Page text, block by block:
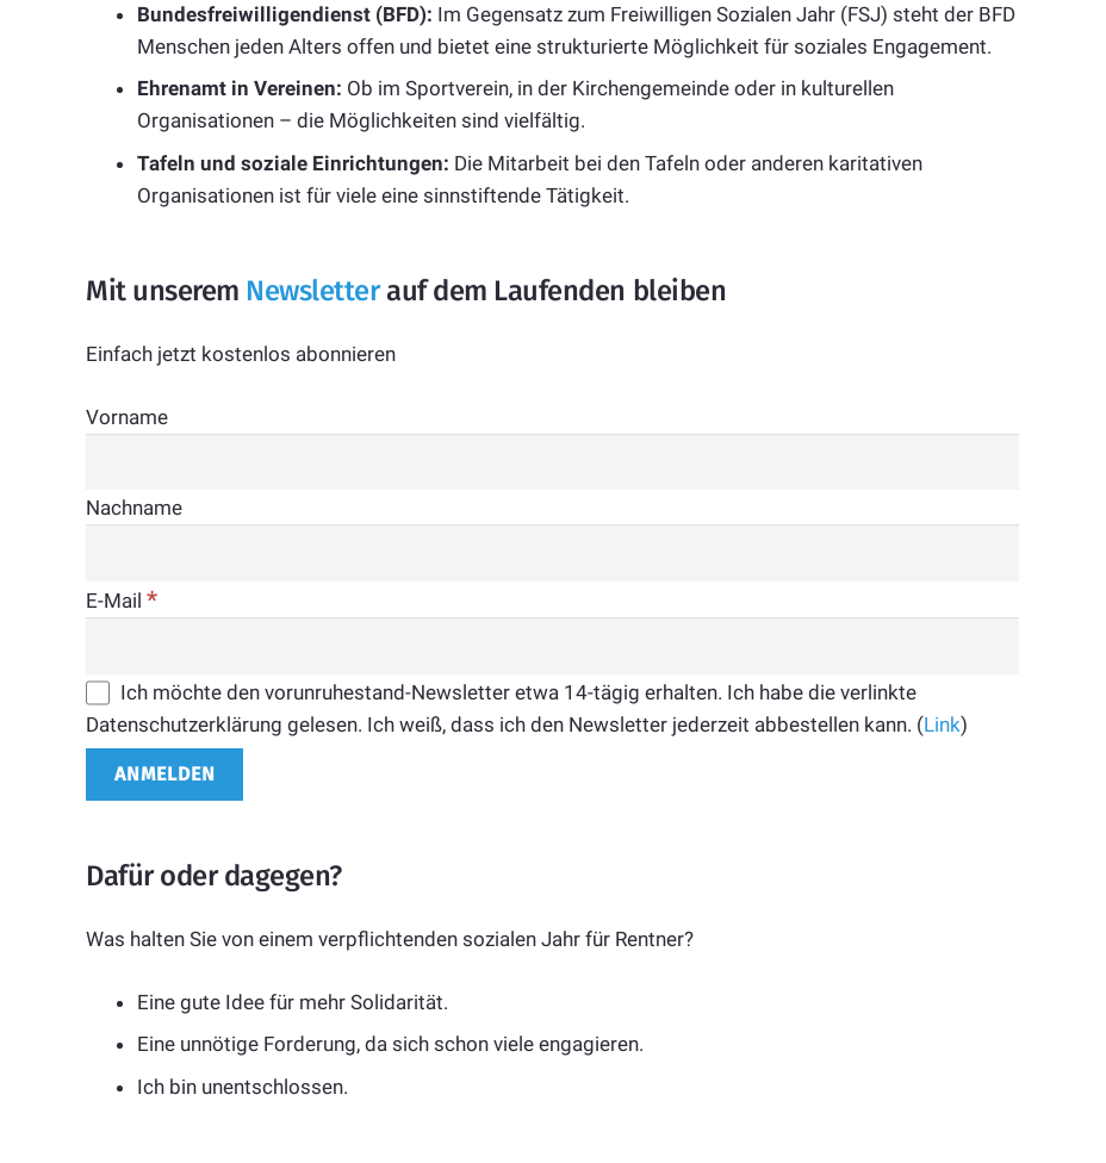
Bundesfreiwilligendienst (BFD): Im Gegensatz zum Freiwilligen Sozialen Jahr (FSJ) steht der BFD
Menschen jeden Alters offen und bietet eine strukturierte Möglichkeit für soziales Engagement.
Ehrenamt in Vereinen: Ob im Sportverein, in der Kirchengemeinde oder in kulturellen
Organisationen – die Möglichkeiten sind vielfältig.
Tafeln und soziale Einrichtungen: Die Mitarbeit bei den Tafeln oder anderen karitativen
Organisationen ist für viele eine sinnstiftende Tätigkeit.
Mit unserem Newsletterauf dem Laufenden bleiben
Einfach jetzt kostenlos abonnieren
Vorname
Nachname
E-Mail *
Ich möchte den vorunruhestand-Newsletter etwa 14-tägig erhalten. Ich habe die verlinkte
Datenschutzerklärung gelesen. Ich weiß, dass ich den Newsletter jederzeit abbestellen kann. (Link)
Dafür oder dagegen?
Was halten Sie von einem verpflichtenden sozialen Jahr für Rentner?
Eine gute Idee für mehr Solidarität.
Eine unnötige Forderung, da sich schon viele engagieren.
Ich bin unentschlossen.